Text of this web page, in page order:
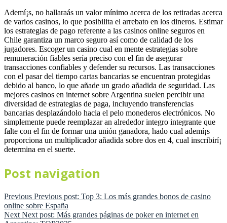
Ademí¡s, no hallaraás un valor mínimo acerca de los retiradas acerca
de varios casinos, lo que posibilita el arrebato en los dineros. Estimar
los estrategias de pago referente a las casinos online seguros en
Chile garantiza un marco seguro así­ como de calidad de los
jugadores. Escoger un casino cual en mente estrategias sobre
remuneración fiables serí­a preciso con el fin de asegurar
transacciones confiables y defender su recursos. Las transacciones
con el pasar del tiempo cartas bancarias se encuentran protegidas
debido al banco, lo que añade un grado añadida de seguridad. Las
mejores casinos en internet sobre Argentina suelen percibir una
diversidad de estrategias de paga, incluyendo transferencias
bancarias desplazándolo hacia el pelo monederos electrónicos. No
simplemente puede reemplazar an alrededor integro integrante que
falte con el fin de formar una unión ganadora, hado cual ademí¡s
proporciona un multiplicador añadida sobre dos en 4, cual inscribirí¡
determina en el suerte.
Post navigation
Previous Previous post: Top 3: Los más grandes bonos de casino
online sobre España
Next Next post: Más grandes páginas de poker en internet en